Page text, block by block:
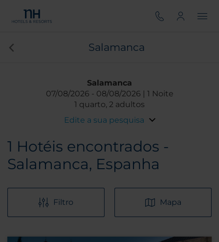
Salamanca
Salamanca
07/08/2026
08/08/2026
1 Noite
1 quarto, 2 adultos
Edite a sua pesquisa
1 Hotéis encontrados -
Salamanca, Espanha
Filtro Mapa